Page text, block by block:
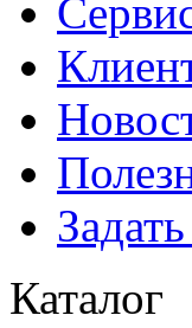
Каталог